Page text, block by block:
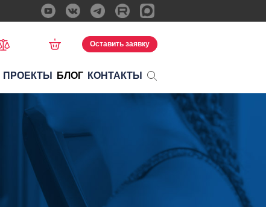
Оставить заявку
ПРОЕКТЫ БЛОГ КОНТАКТЫ